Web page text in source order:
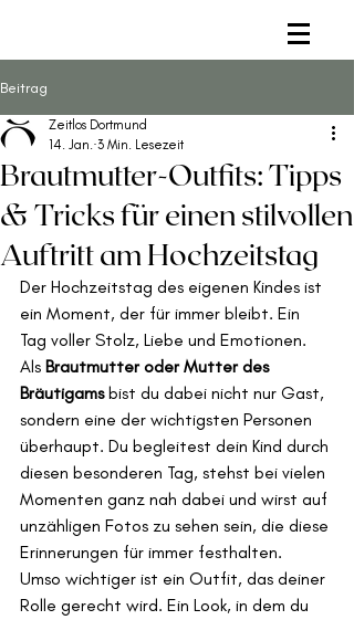
Beitrag
Brautmutter-Outfits: Tipps
& Tricks für einen stilvollen
Auftritt am Hochzeitstag
Zeitlos Dortmund
14. Jan. 3 Min. Lesezeit
Der Hochzeitstag des eigenen Kindes ist
ein Moment, der für immer bleibt. Ein
Tag voller Stolz, Liebe und Emotionen.
Als Brautmutter oder Mutter des
Bräutigams bist du dabei nicht nur Gast,
sondern eine der wichtigsten Personen
überhaupt. Du begleitest dein Kind durch
diesen besonderen Tag, stehst bei vielen
Momenten ganz nah dabei und wirst auf
unzähligen Fotos zu sehen sein, die diese
Erinnerungen für immer festhalten.
Umso wichtiger ist ein Outfit, das deiner
Rolle gerecht wird. Ein Look, in dem du